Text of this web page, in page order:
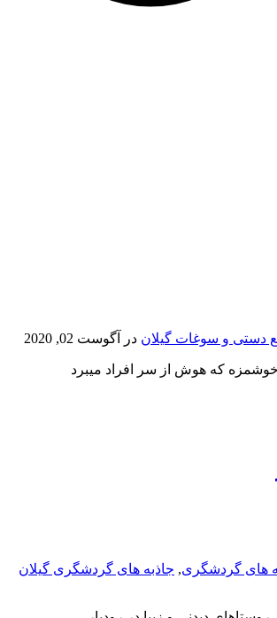
دستی و سوغات گیلان در آگوست 02, 2020
که هوش از سر افراد میبرد
های گردشگری, جاذبه های گردشگری گیلان